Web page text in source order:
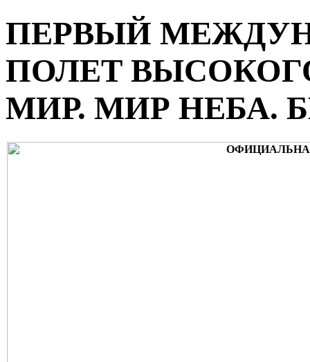
ПЕРВЫЙ
ПОЛЕТ
МИР. МИР НЕБА.